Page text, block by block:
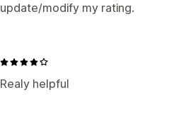
update/modify my rating.
Realy helpful